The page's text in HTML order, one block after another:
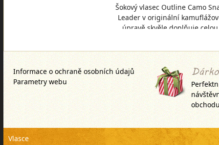
Šokový vlasec Outline Camo
Leader v originální
úpravě skvěle doplňuje celou
Informace o ochraně osobních údajů
Parametry webu
Vlasce